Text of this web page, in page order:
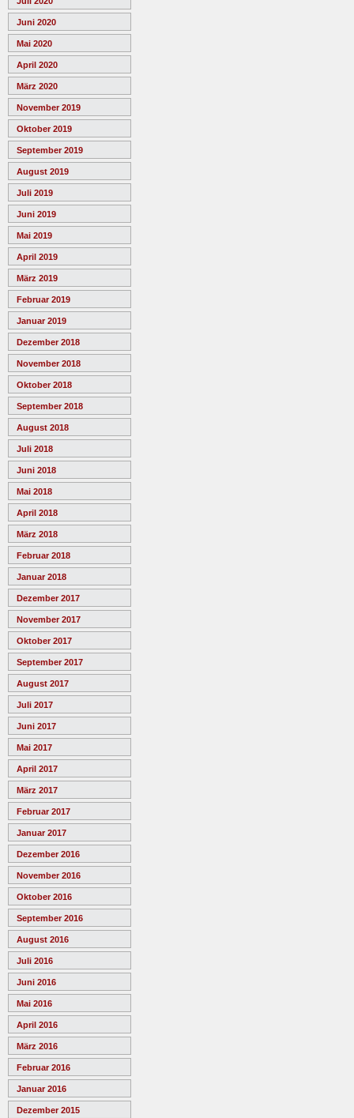
Juni 2020
Mai 2020
April 2020
März 2020
November 2019
Oktober 2019
September 2019
August 2019
Juli 2019
Juni 2019
Mai 2019
April 2019
März 2019
Februar 2019
Januar 2019
Dezember 2018
November 2018
Oktober 2018
September 2018
August 2018
Juli 2018
Juni 2018
Mai 2018
April 2018
März 2018
Februar 2018
Januar 2018
Dezember 2017
November 2017
Oktober 2017
September 2017
August 2017
Juli 2017
Juni 2017
Mai 2017
April 2017
März 2017
Februar 2017
Januar 2017
Dezember 2016
November 2016
Oktober 2016
September 2016
August 2016
Juli 2016
Juni 2016
Mai 2016
April 2016
März 2016
Februar 2016
Januar 2016
Dezember 2015